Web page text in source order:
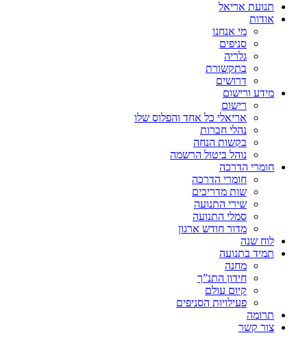
תנועת אריאל
אודות
מי אנחנו
סניפים
גלריה
בתקשורת
דרושים
מידע ורישום
רישום
אריאלי כל אחד והפלוס שלו
נהלי חברות
בקשות הנחה
נוהל ביטול הרשמה
חומרי הדרכה
חומרי הדרכה
שות מדריכים
שירי התנועה
סמלי התנועה
מדור חודש ארגון
לוח שנה
תמיד בתנועה
מחנה
חידון התנ”ך
קיום עולם
פעילויות הסניפים
תרומה
צור קשר